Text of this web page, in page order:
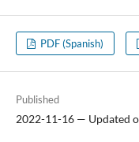
PDF (Spanish)
Published
2022-11-16 — Updated